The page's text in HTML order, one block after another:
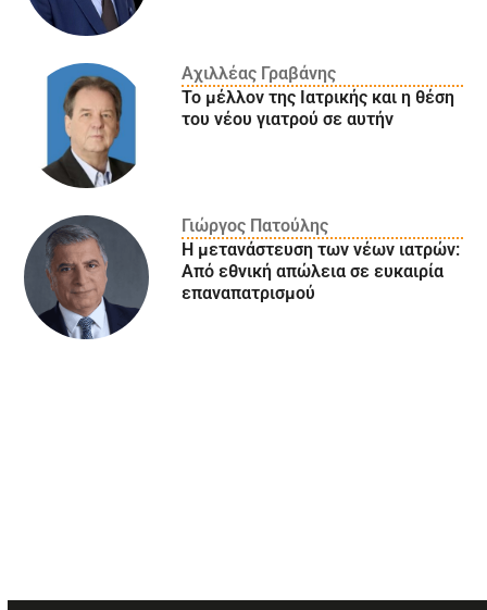
Αχιλλέας Γραβάνης
Το μέλλον της Ιατρικής και η θέση
του νέου γιατρού σε αυτήν
Γιώργος Πατούλης
Η μετανάστευση των νέων ιατρών:
Aπό εθνική απώλεια σε ευκαιρία
επαναπατρισμού